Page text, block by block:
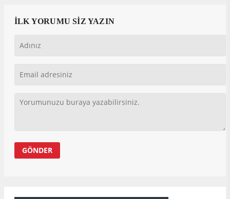
İLK YORUMU SİZ YAZIN